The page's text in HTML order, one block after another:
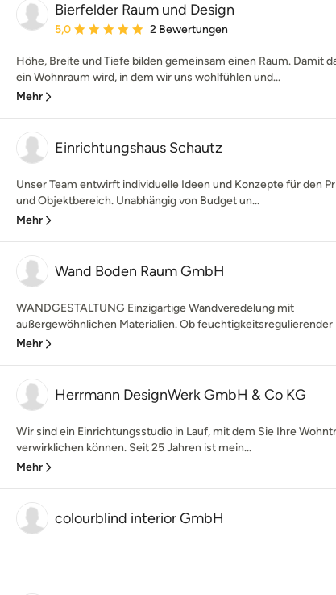
Bierfelder Raum und Design
Durchschnittliche Bewertung: 5 von 5 Sternen
5,0 2 Bewertungen
Höhe, Breite und Tiefe bilden gemeinsam einen Raum. Damit
ein Wohnraum wird, in dem wir uns wohlfühlen und...
Mehr
Einrichtungshaus Schautz
Unser Team entwirft individuelle Ideen und Konzepte für den
und Objektbereich. Unabhängig von Budget un...
Mehr
Wand Boden Raum GmbH
WANDGESTALTUNG Einzigartige Wandveredelung mit
außergewöhnlichen Materialien. Ob feuchtigkeitsregulierender
Mehr
Herrmann DesignWerk GmbH & Co KG
Wir sind ein Einrichtungsstudio in Lauf, mit dem Sie Ihre
verwirklichen können. Seit 25 Jahren ist mein...
Mehr
colourblind interior GmbH